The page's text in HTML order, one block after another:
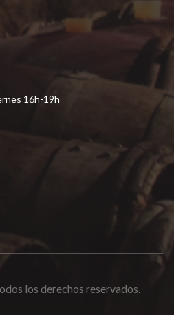
16h-19h
los derechos reservados.